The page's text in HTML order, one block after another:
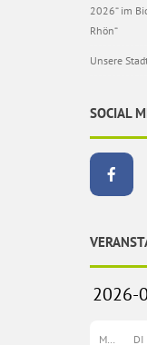
2026“ im
Rhön“
Unsere
SOCIAL
DI